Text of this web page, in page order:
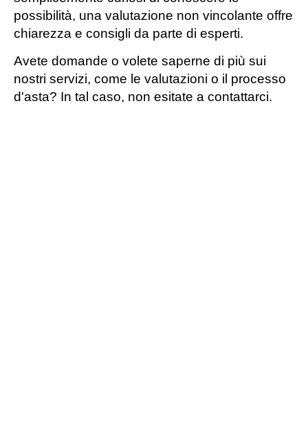
possibilità, una valutazione non vincolante offre
chiarezza e consigli da parte di esperti.
Avete domande o volete saperne di più sui
nostri servizi, come le valutazioni o il processo
d'asta? In tal caso, non esitate a contattarci.